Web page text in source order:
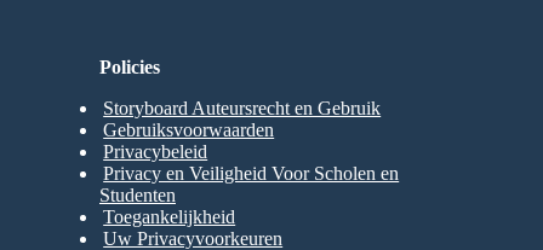
Policies
Storyboard Auteursrecht en Gebruik
Gebruiksvoorwaarden
Privacybeleid
Privacy en Veiligheid Voor Scholen en
Studenten
Toegankelijkheid
Uw Privacyvoorkeuren